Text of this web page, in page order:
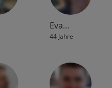
Eva…
44 Jahre